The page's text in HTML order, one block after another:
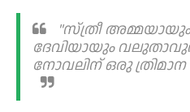
"സ്ത്രീ
ദേവിയായും
നോവലിന് ഒരു